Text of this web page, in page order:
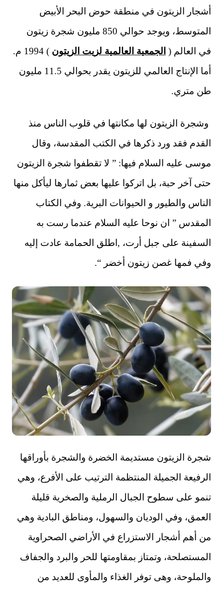
أشجار الزيتون في منطقة حوض البحر الأبيض
المتوسط، ويوجد حوالي 850 مليون شجرة زيتون
في العالم ( الجمعية العالمية لزيت الزيتون
) 1994 م.
أما الإنتاج العالمي للزيتون يقدر بحوالي 11.5 مليون
طن متري.
وشجرة الزيتون لها مكانتها في قلوب الناس منذ
القدم فقد ورد ذكرها في الكتب المقدسة، وقال
موسى عليه السلام فيها: ” لا تقطفوا شجرة الزيتون
حتى آخر حبة، بل اتركوا عليها بعض ثمارها ليأكل منها
الناس والطيور و الحيوانات البرية. وفي الكتاب
المقدس ” ان نوحا عليه السلام عندما رست به
السفينة على جبل أرت، ,اطلق الحمامة عادت إليه
وفي فمها غصن زيتون أخضر “.
شجرة الزيتون مستديمة الخضرة والشجرة بأوراقها
الرفيعة الجميلة المنتظمة الترتيب على الأفرع، وهي
تنمو على سطوح الجبال الرملية والصخرية قليلة
العمق، وفي الوديان والسهول، ومناطق البادية وهي
من أهم أشجار الاستزراع في الأراضي الصحراوية
المستصلحة، وتمتاز بمقاومتها للحر والبرد والجفاف
والملوحة، وهى توفر الغذاء والمأوى للعديد من